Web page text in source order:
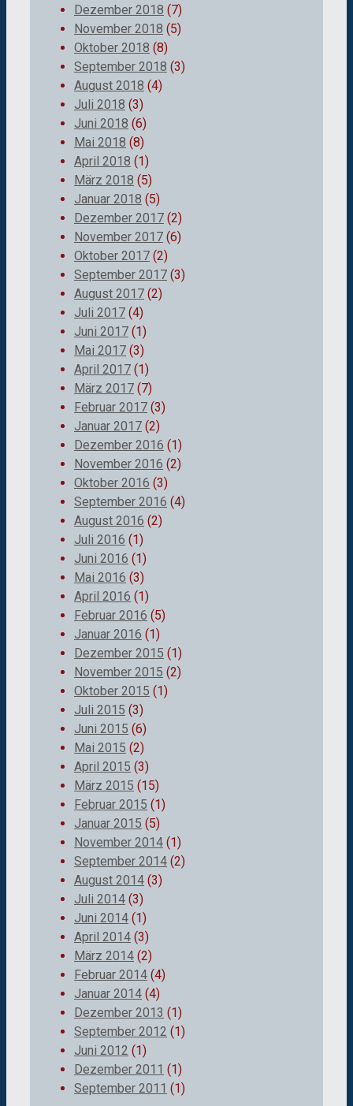
Dezember 2018 (7)
November 2018 (5)
Oktober 2018 (8)
September 2018 (3)
August 2018 (4)
Juli 2018 (3)
Juni 2018 (6)
Mai 2018 (8)
April 2018 (1)
März 2018 (5)
Januar 2018 (5)
Dezember 2017 (2)
November 2017 (6)
Oktober 2017 (2)
September 2017 (3)
August 2017 (2)
Juli 2017 (4)
Juni 2017 (1)
Mai 2017 (3)
April 2017 (1)
März 2017 (7)
Februar 2017 (3)
Januar 2017 (2)
Dezember 2016 (1)
November 2016 (2)
Oktober 2016 (3)
September 2016 (4)
August 2016 (2)
Juli 2016 (1)
Juni 2016 (1)
Mai 2016 (3)
April 2016 (1)
Februar 2016 (5)
Januar 2016 (1)
Dezember 2015 (1)
November 2015 (2)
Oktober 2015 (1)
Juli 2015 (3)
Juni 2015 (6)
Mai 2015 (2)
April 2015 (3)
März 2015 (15)
Februar 2015 (1)
Januar 2015 (5)
November 2014 (1)
September 2014 (2)
August 2014 (3)
Juli 2014 (3)
Juni 2014 (1)
April 2014 (3)
März 2014 (2)
Februar 2014 (4)
Januar 2014 (4)
Dezember 2013 (1)
September 2012 (1)
Juni 2012 (1)
Dezember 2011 (1)
September 2011 (1)